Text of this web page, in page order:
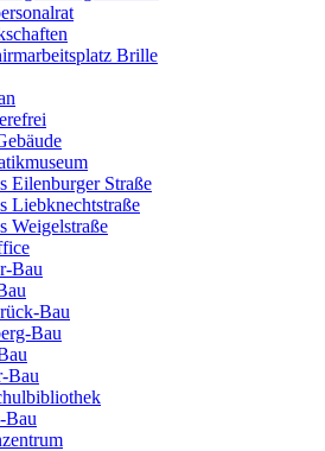
Brille
Eilenburger Straße
Liebknechtstraße
Weigelstraße
Bau
Bau
Bau
Bau
Bau